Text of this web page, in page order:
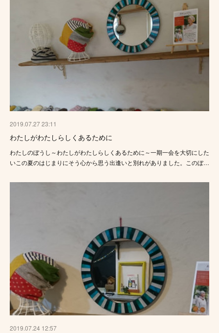
2019.07.27 23:11
わたしがわたしらしくあるために
わたしのぼうし～わたしがわたしらしくあるために～一期一会を大切にした
いこの夏のはじまりにそう心から思う出逢いと別れがありました。このぼ…
2019.07.24 12:57